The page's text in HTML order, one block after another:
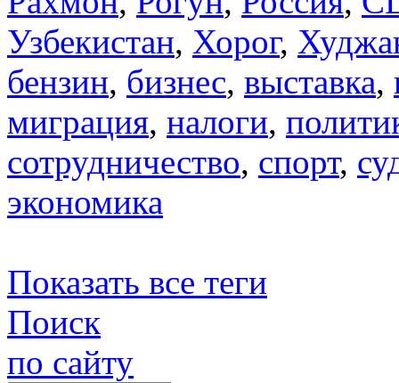
Узбекистан, Хорог,
бензин, бизнес, выставка,
миграция, налоги,
сотрудничество, спорт,
экономика
Показать все теги
Поиск
по сайту